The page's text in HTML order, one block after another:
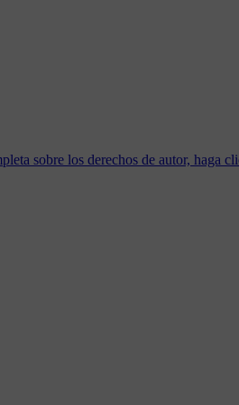
sobre los derechos de autor, haga